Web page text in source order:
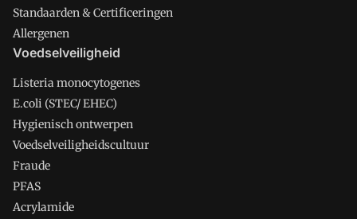
Standaarden & Certificeringen
Allergenen
Voedselveiligheid
Listeria monocytogenes
E.coli (STEC/ EHEC)
Hygienisch ontwerpen
Voedselveiligheidscultuur
Fraude
PFAS
Acrylamide